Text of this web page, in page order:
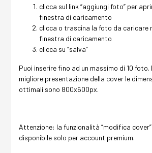
clicca sul link “aggiungi foto” per
finestra di caricamento
clicca o trascina la foto da caricare
finestra di caricamento
clicca su “salva”
Puoi inserire fino ad un massimo di 10 foto.
migliore presentazione della cover le
ottimali sono 800x600px.
Attenzione: la funzionalità “modifica
disponibile solo per account premium.